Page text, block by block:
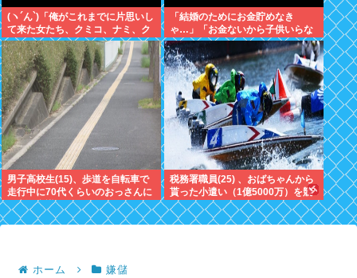
(ヽ´ん`)「俺がこれまでに片思いし
て来た女たち、クミコ、ナミ、ク
ミコ(1人目とは別人、タミヨ、カ
オリ、ユカリ…」
「結婚のためにお金貯めなき
ゃ…」「お金ないから子供いらな
い」←こいつら
男子高校生(15)、歩道を自転車で
走行中に70代くらいのおっさんに
衝突し意識不明にさせてしまう
税務署職員(25) 、おばちゃんから
貰った小遣い（1億5000万）を競
艇に全ツッパしたのがバレるｗｗ
ｗ
ホーム 嫌儲